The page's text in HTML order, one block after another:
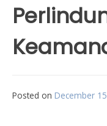
Posted on December